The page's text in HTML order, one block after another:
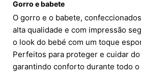
Gorro e babete
O gorro e o babete,
alta qualidade e com impressão
o look do bebé com um toque
Perfeitos para proteger e cuidar
garantindo conforto durante todo o